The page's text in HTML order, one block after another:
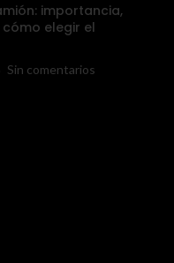
importancia,
elegir el
Sin comentarios